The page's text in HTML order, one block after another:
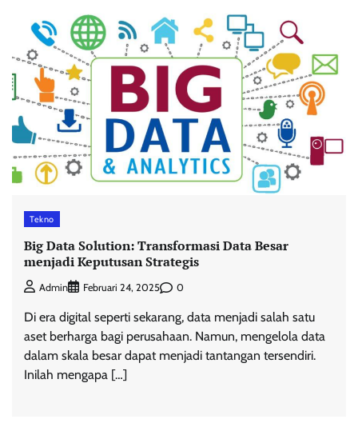
Tekno
Big Data Solution: Transformasi Data Besar
menjadi Keputusan Strategis
Admin Februari 24, 2025 0
Di era digital seperti sekarang, data menjadi salah satu
aset berharga bagi perusahaan. Namun, mengelola data
dalam skala besar dapat menjadi tantangan tersendiri.
Inilah mengapa […]